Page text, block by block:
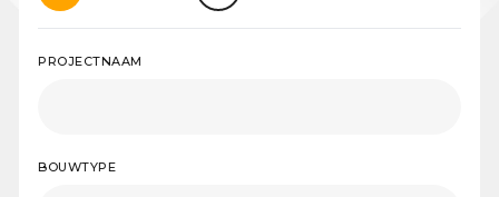
PROJECTNAAM
BOUWTYPE